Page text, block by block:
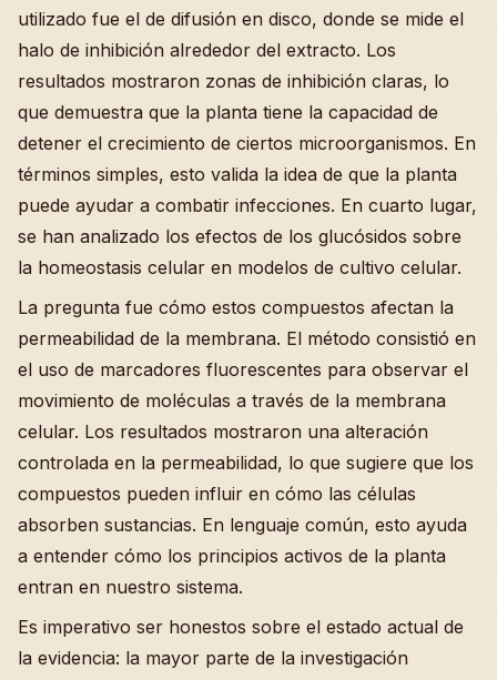
utilizado fue el de difusión en disco, donde se mide el
halo de inhibición alrededor del extracto. Los
resultados mostraron zonas de inhibición claras, lo
que demuestra que la planta tiene la capacidad de
detener el crecimiento de ciertos microorganismos. En
términos simples, esto valida la idea de que la planta
puede ayudar a combatir infecciones. En cuarto lugar,
se han analizado los efectos de los glucósidos sobre
la homeostasis celular en modelos de cultivo celular.
La pregunta fue cómo estos compuestos afectan la
permeabilidad de la membrana. El método consistió en
el uso de marcadores fluorescentes para observar el
movimiento de moléculas a través de la membrana
celular. Los resultados mostraron una alteración
controlada en la permeabilidad, lo que sugiere que los
compuestos pueden influir en cómo las células
absorben sustancias. En lenguaje común, esto ayuda
a entender cómo los principios activos de la planta
entran en nuestro sistema.
Es imperativo ser honestos sobre el estado actual de
la evidencia: la mayor parte de la investigación